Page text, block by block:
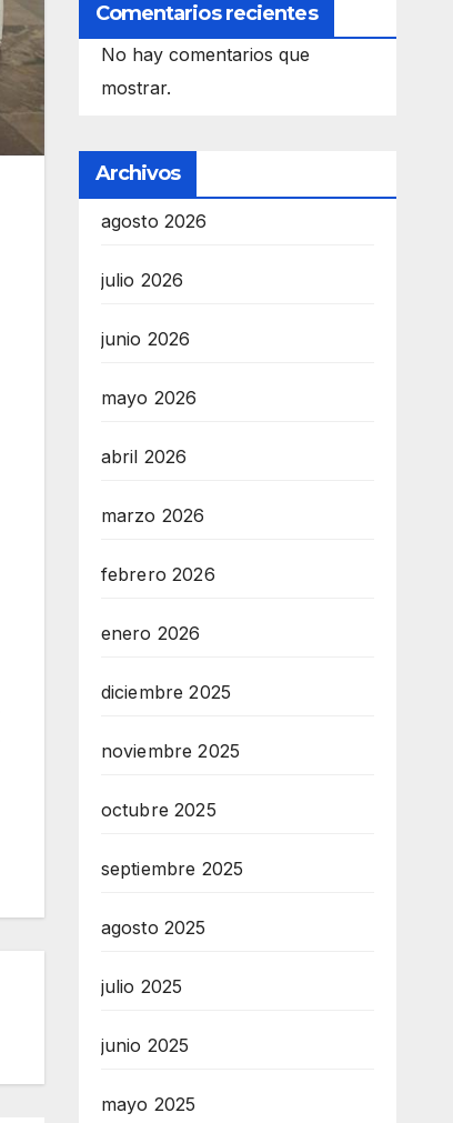
Comentarios recientes
No hay comentarios que
mostrar.
Archivos
agosto 2026
julio 2026
junio 2026
mayo 2026
abril 2026
marzo 2026
febrero 2026
enero 2026
diciembre 2025
noviembre 2025
octubre 2025
septiembre 2025
agosto 2025
julio 2025
junio 2025
mayo 2025